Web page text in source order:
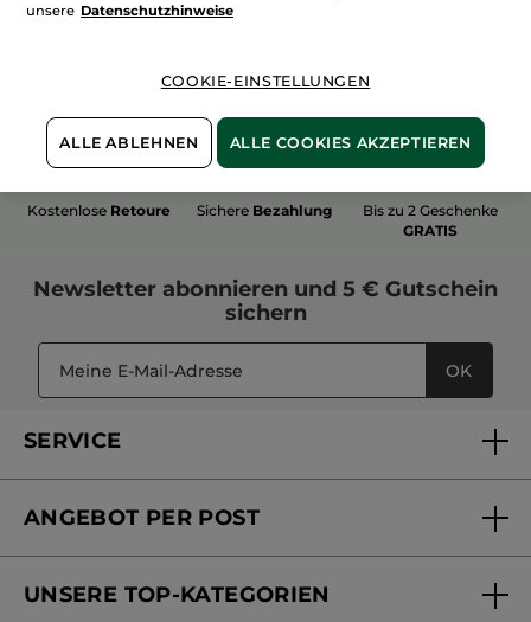
Kostenlose Retoure Sichere Bezahlung
Bis zu 2 Geschenke
GRATIS
Newsletter abonnieren und 5 € Gutschein
sichern
OK
SERVICE
Mein Konto
Online Preisliste
ANGEBOT PER POST
Versandhandel Preisliste
UNSERE TOP-KATEGORIEN
unsere Datenschutzhinweise
COOKIE-EINSTELLUNGEN
ALLE ABLEHNEN ALLE COOKIES AKZEPTIEREN